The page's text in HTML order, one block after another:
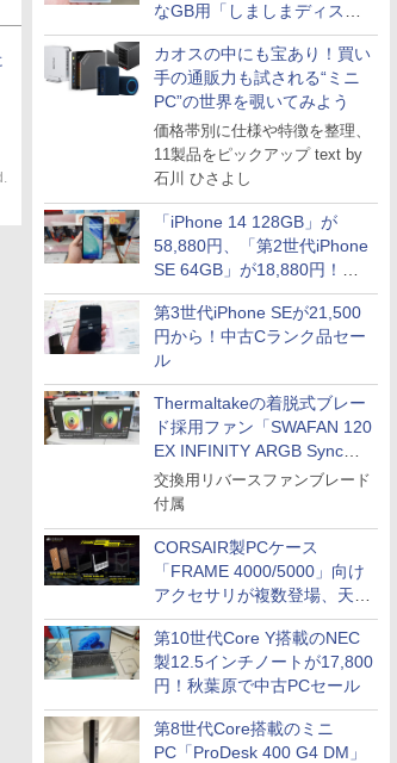
なGB用「しましまディスク
システム」
カオスの中にも宝あり！買い
手の通販力も試される“ミニ
PC”の世界を覗いてみよう
価格帯別に仕様や特徴を整理、
11製品をピックアップ text by
石川 ひさよし
「iPhone 14 128GB」が
58,880円、「第2世代iPhone
SE 64GB」が18,880円！中
古Bランク品セール
第3世代iPhone SEが21,500
円から！中古Cランク品セー
ル
Thermaltakeの着脱式ブレー
ド採用ファン「SWAFAN 120
EX INFINITY ARGB Sync」
に単品パッケージ
交換用リバースファンブレード
付属
CORSAIR製PCケース
「FRAME 4000/5000」向け
アクセサリが複数登場、天然
木製パネルや背面コネクタ対
応トレイなど
第10世代Core Y搭載のNEC
製12.5インチノートが17,800
円！秋葉原で中古PCセール
第8世代Core搭載のミニ
PC「ProDesk 400 G4 DM」